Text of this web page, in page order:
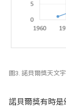
圖3. 諾貝爾獎天文
諾貝爾獎有時